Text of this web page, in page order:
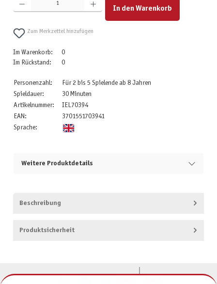
In den Warenkorb
Zum Merkzettel hinzufügen
Im Warenkorb:
0
Im Rückstand:
0
Personenzahl:
Für 2 bis 5 Spielende ab 8 Jahren
Spieldauer:
30 Minuten
Artikelnummer:
IEL70394
EAN:
3701551703941
Sprache:
Weitere Produktdetails
Beschreibung
Produktsicherheit